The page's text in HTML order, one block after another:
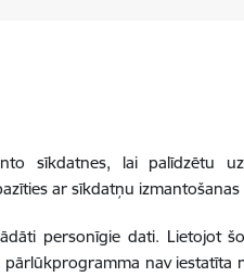
sīkdatnes, lai palīdzētu
ar sīkdatņu
personīgie dati. Lietojot
nav iestatīta